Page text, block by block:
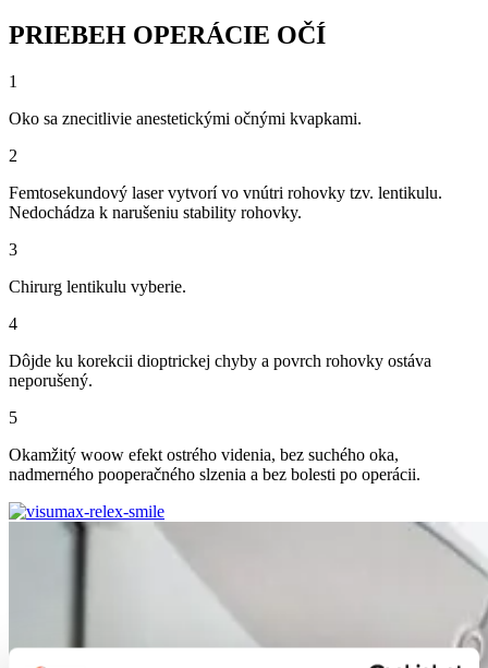
PRIEBEH OPERÁCIE OČÍ
1
Oko sa znecitlivie anestetickými očnými kvapkami.
2
Femtosekundový laser vytvorí vo vnútri rohovky tzv. lentikulu.
Nedochádza k narušeniu stability rohovky.
3
Chirurg lentikulu vyberie.
4
Dôjde ku korekcii dioptrickej chyby a povrch rohovky ostáva
neporušený.
5
Okamžitý woow efekt ostrého videnia, bez suchého oka,
nadmerného pooperačného slzenia a bez bolesti po operácii.